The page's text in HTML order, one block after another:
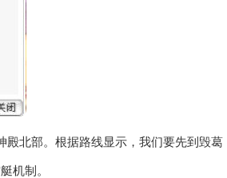
北部。根据路线显示，我们要先到毁葛
机制。